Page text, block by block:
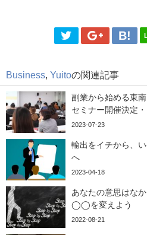
Business Yuitoの関連記事
副業から始める東
セミナー開催決定・
2023-07-23
輸出をイチから、
へ
2023-04-18
あなたの意思はな
◯◯を変えよう
2022-08-21